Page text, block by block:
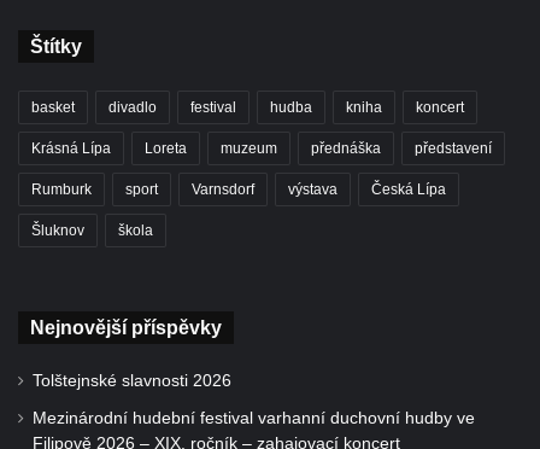
Štítky
basket divadlo festival hudba kniha koncert
Krásná Lípa Loreta muzeum přednáška představení
Rumburk sport Varnsdorf výstava Česká Lípa
Šluknov škola
Nejnovější příspěvky
Tolštejnské slavnosti 2026
Mezinárodní hudební festival varhanní duchovní hudby ve
Filipově 2026 – XIX. ročník – zahajovací koncert